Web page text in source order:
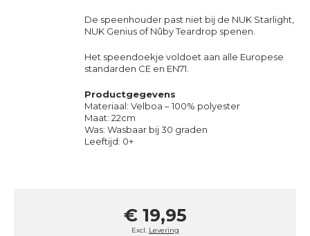
De speenhouder past niet bij de NUK Starlight,
NUK Genius of Nûby Teardrop spenen.
Het speendoekje voldoet aan alle Europese
standarden CE en EN71.
Productgegevens
Materiaal: Velboa – 100% polyester
Maat: 22cm
Was: Wasbaar bij 30 graden
Leeftijd: 0+
€ 19,95
Excl. Levering